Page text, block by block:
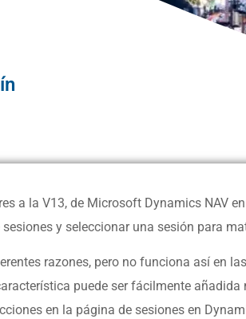
a la V13, de Microsoft Dynamics NAV
y seleccionar una sesión para
razones, pero no funciona así en
puede ser fácilmente añadida
en la página de sesiones en